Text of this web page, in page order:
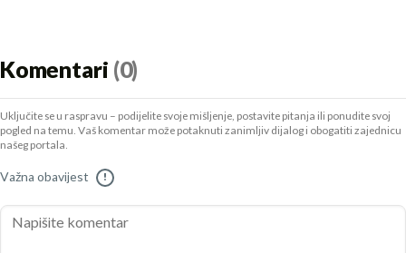
Komentari (0)
Uključite se u raspravu – podijelite svoje mišljenje, postavite pitanja ili ponudite svoj
pogled na temu. Vaš komentar može potaknuti zanimljiv dijalog i obogatiti zajednicu
našeg portala.
Važna obavijest !